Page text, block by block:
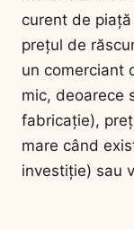
curent de
prețul de
un comerciant
mic, deoarece
fabricație),
mare când
investiție) sau